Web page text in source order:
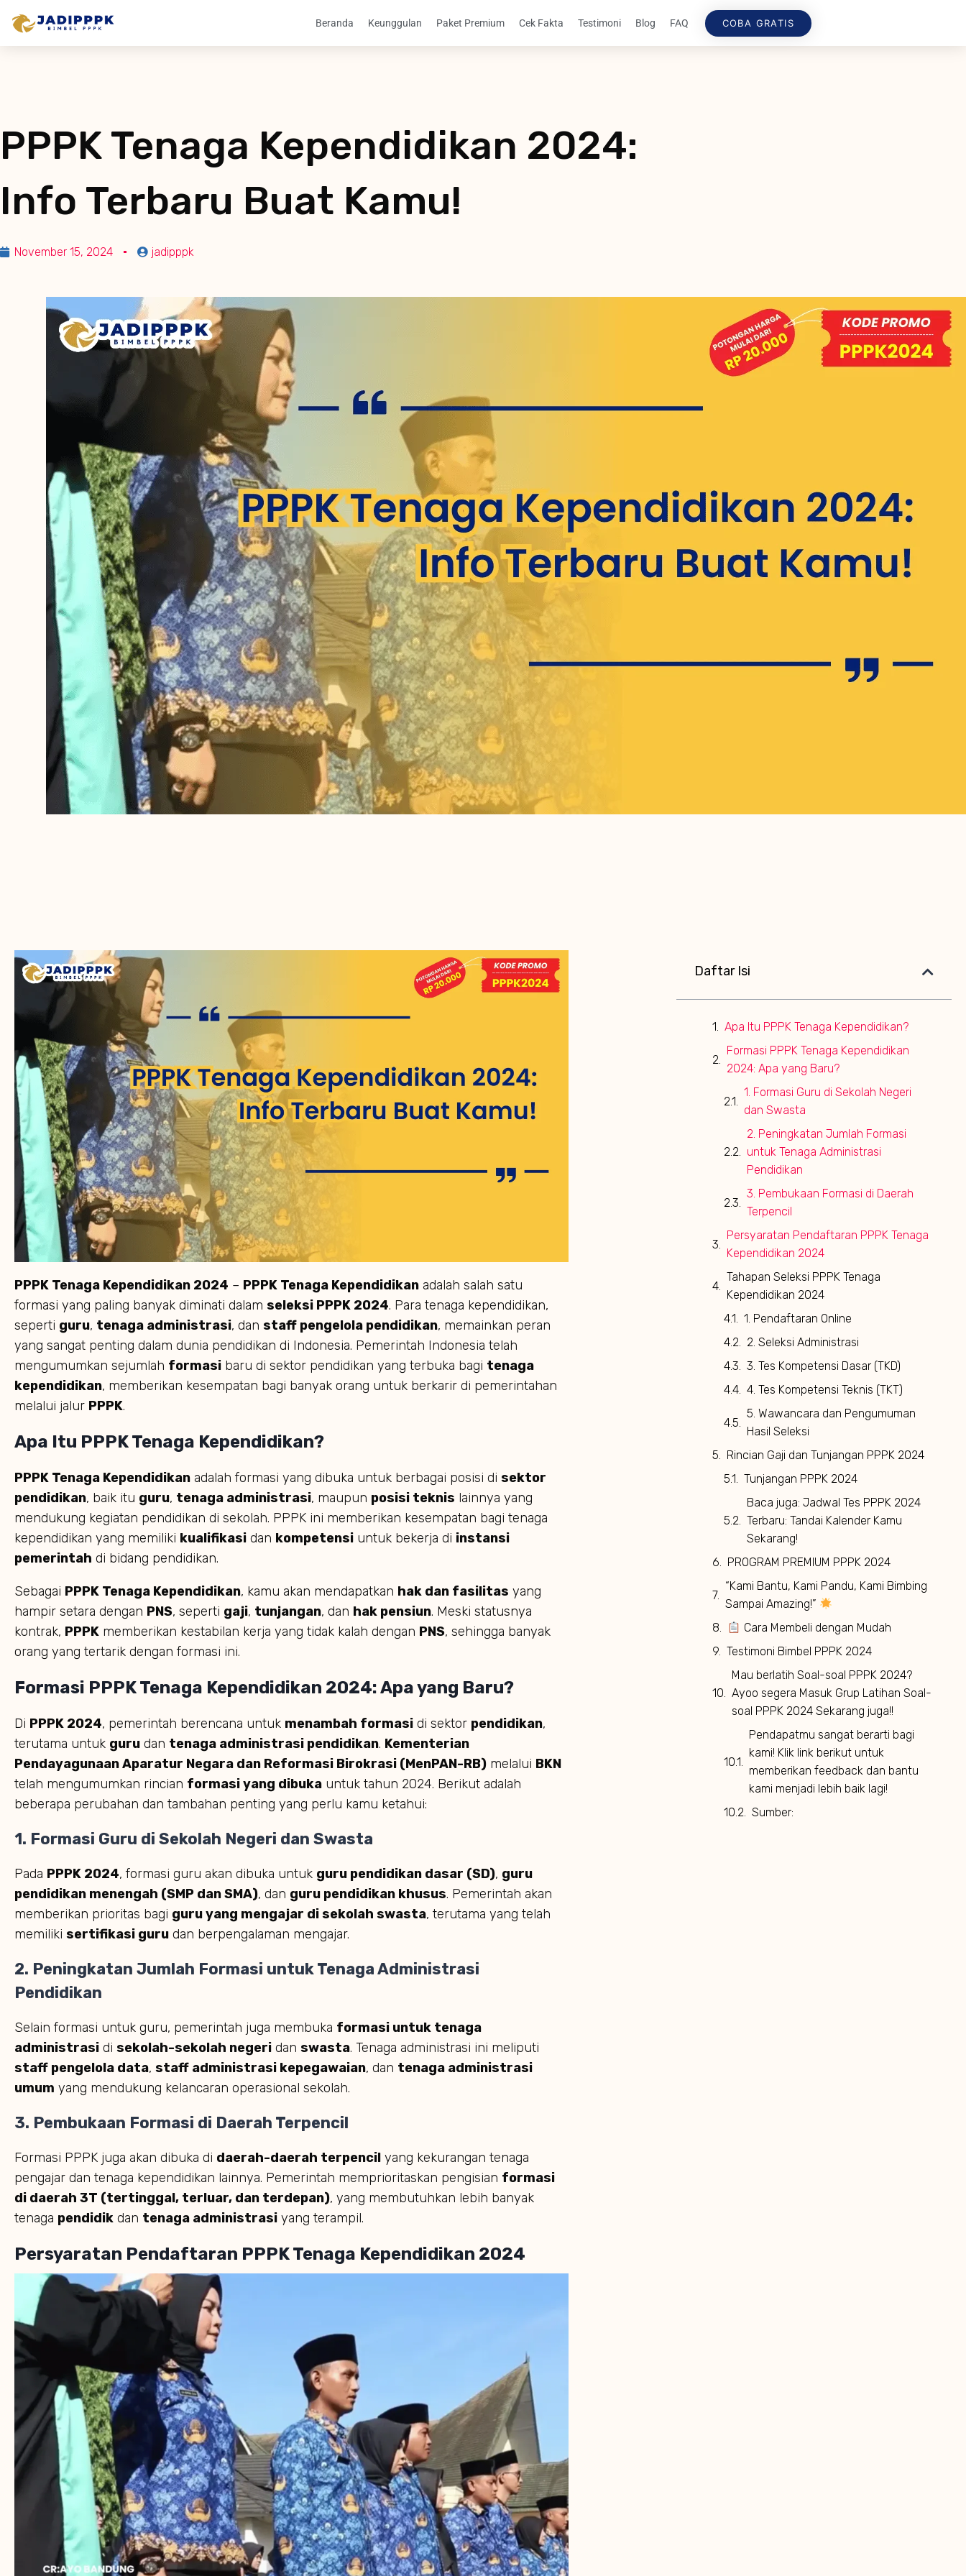
Beranda Keunggulan Paket Premium Cek Fakta Testimoni Blog FAQ COBA GRATIS
PPPK Tenaga Kependidikan 2024:
Info Terbaru Buat Kamu!
November 15, 2024 jadipppk
PPPK Tenaga Kependidikan 2024 – PPPK Tenaga Kependidikan adalah salah satu
formasi yang paling banyak diminati dalam seleksi PPPK 2024. Para tenaga kependidikan,
seperti guru, tenaga administrasi, dan staff pengelola pendidikan, memainkan peran
yang sangat penting dalam dunia pendidikan di Indonesia. Pemerintah Indonesia telah
mengumumkan sejumlah formasi baru di sektor pendidikan yang terbuka bagi tenaga
kependidikan, memberikan kesempatan bagi banyak orang untuk berkarir di pemerintahan
melalui jalur PPPK.
Apa Itu PPPK Tenaga Kependidikan?
PPPK Tenaga Kependidikan adalah formasi yang dibuka untuk berbagai posisi di sektor
pendidikan, baik itu guru, tenaga administrasi, maupun posisi teknis lainnya yang
mendukung kegiatan pendidikan di sekolah. PPPK ini memberikan kesempatan bagi tenaga
kependidikan yang memiliki kualifikasi dan kompetensi untuk bekerja di instansi
pemerintah di bidang pendidikan.
Sebagai PPPK Tenaga Kependidikan, kamu akan mendapatkan hak dan fasilitas yang
hampir setara dengan PNS, seperti gaji, tunjangan, dan hak pensiun. Meski statusnya
kontrak, PPPK memberikan kestabilan kerja yang tidak kalah dengan PNS, sehingga banyak
orang yang tertarik dengan formasi ini.
Formasi PPPK Tenaga Kependidikan 2024: Apa yang Baru?
Di PPPK 2024, pemerintah berencana untuk menambah formasi di sektor pendidikan,
terutama untuk guru dan tenaga administrasi pendidikan. Kementerian
Pendayagunaan Aparatur Negara dan Reformasi Birokrasi (MenPAN-RB) melalui BKN
telah mengumumkan rincian formasi yang dibuka untuk tahun 2024. Berikut adalah
beberapa perubahan dan tambahan penting yang perlu kamu ketahui:
1. Formasi Guru di Sekolah Negeri dan Swasta
Pada PPPK 2024, formasi guru akan dibuka untuk guru pendidikan dasar (SD), guru
pendidikan menengah (SMP dan SMA), dan guru pendidikan khusus. Pemerintah akan
memberikan prioritas bagi guru yang mengajar di sekolah swasta, terutama yang telah
memiliki sertifikasi guru dan berpengalaman mengajar.
2. Peningkatan Jumlah Formasi untuk Tenaga Administrasi
Pendidikan
Selain formasi untuk guru, pemerintah juga membuka formasi untuk tenaga
administrasi di sekolah-sekolah negeri dan swasta. Tenaga administrasi ini meliputi
staff pengelola data, staff administrasi kepegawaian, dan tenaga administrasi
umum yang mendukung kelancaran operasional sekolah.
3. Pembukaan Formasi di Daerah Terpencil
Formasi PPPK juga akan dibuka di daerah-daerah terpencil yang kekurangan tenaga
pengajar dan tenaga kependidikan lainnya. Pemerintah memprioritaskan pengisian formasi
di daerah 3T (tertinggal, terluar, dan terdepan), yang membutuhkan lebih banyak
tenaga pendidik dan tenaga administrasi yang terampil.
Persyaratan Pendaftaran PPPK Tenaga Kependidikan 2024
Daftar Isi
Apa Itu PPPK Tenaga Kependidikan?
Formasi PPPK Tenaga Kependidikan
2024: Apa yang Baru?
1. Formasi Guru di Sekolah Negeri
dan Swasta
2. Peningkatan Jumlah Formasi
untuk Tenaga Administrasi
Pendidikan
3. Pembukaan Formasi di Daerah
Terpencil
Persyaratan Pendaftaran PPPK Tenaga
Kependidikan 2024
Tahapan Seleksi PPPK Tenaga
Kependidikan 2024
1. Pendaftaran Online
2. Seleksi Administrasi
3. Tes Kompetensi Dasar (TKD)
4. Tes Kompetensi Teknis (TKT)
5. Wawancara dan Pengumuman
Hasil Seleksi
Rincian Gaji dan Tunjangan PPPK 2024
Tunjangan PPPK 2024
Baca juga: Jadwal Tes PPPK 2024
Terbaru: Tandai Kalender Kamu
Sekarang!
PROGRAM PREMIUM PPPK 2024
“Kami Bantu, Kami Pandu, Kami Bimbing
Sampai Amazing!”
Cara Membeli dengan Mudah
Testimoni Bimbel PPPK 2024
Mau berlatih Soal-soal PPPK 2024?
Ayoo segera Masuk Grup Latihan Soal-
soal PPPK 2024 Sekarang juga!!
Pendapatmu sangat berarti bagi
kami! Klik link berikut untuk
memberikan feedback dan bantu
kami menjadi lebih baik lagi!
Sumber: